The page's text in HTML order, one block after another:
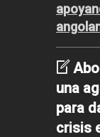
una
para
crisis